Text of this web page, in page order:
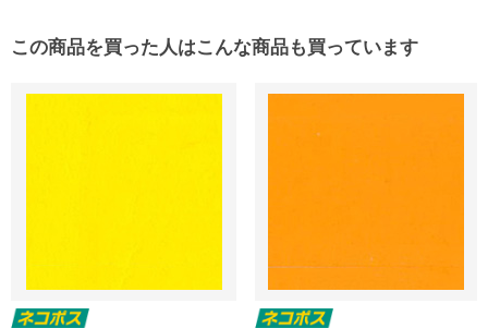
この商品を買った人はこんな商品も買っています